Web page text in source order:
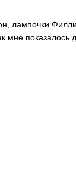
лампочки
мне показалось